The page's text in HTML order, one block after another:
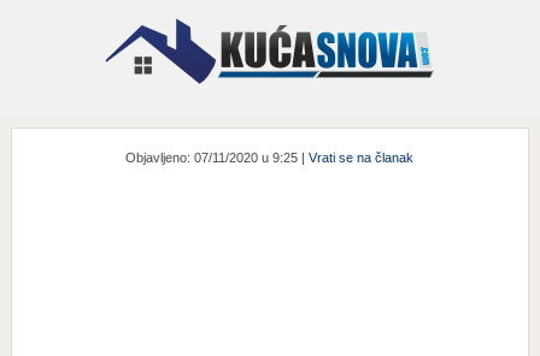
Objavljeno: 07/11/2020 u 9:25 |Vrati se na članak